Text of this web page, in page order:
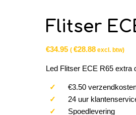
Flitser
€34.95 ( €28.88excl. btw)
Led Flitser ECE R65 extra
✓ €3.50 verzendkosten
✓ 24 uur
✓ Spoedlevering